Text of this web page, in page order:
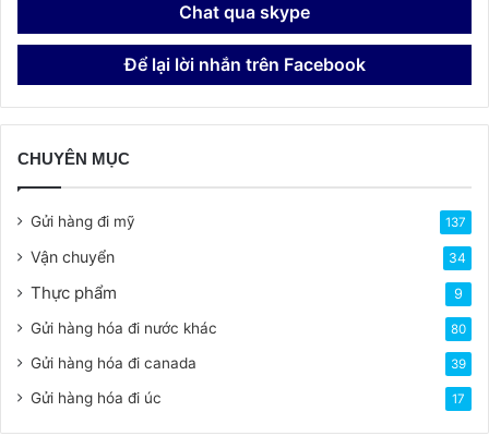
Chat qua skype
Để lại lời nhắn trên Facebook
CHUYÊN MỤC
Gửi hàng đi mỹ 137
Vận chuyển 34
Thực phẩm 9
Gửi hàng hóa đi nước khác 80
Gửi hàng hóa đi canada 39
Gửi hàng hóa đi úc 17